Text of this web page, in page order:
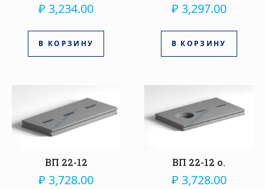
₽ 3,234.00
В КОРЗИНУ
₽ 3,297.00
В КОРЗИНУ
ВП 22-12
₽ 3,728.00
ВП 22-12 о.
₽ 3,728.00